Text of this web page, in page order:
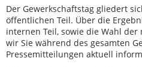
Der Gewerkschaftstag gliedert
öffentlichen Teil. Über die
internen Teil, sowie die Wahl
wir Sie während des gesamten
Pressemitteilungen aktuell